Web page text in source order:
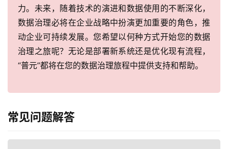
了
系
们
力。未来，随着技术的演进和数据使用的不断深化，
数据治理必将在企业战略中扮演更加重要的角色，推
动企业可持续发展。您希望以何种方式开始您的数据
治理之旅呢？无论是部署新系统还是优化现有流程，
“普元”都将在您的数据治理旅程中提供支持和帮助。
常见问题解答